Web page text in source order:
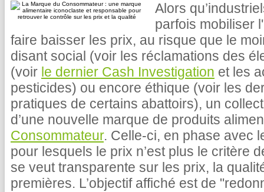
Alors
parfois mobiliser
faire baisser les prix, au risque que le
disant social (voir les réclamations des
(voir le dernier Cash Investigation et les
pesticides) ou encore éthique (voir les
pratiques de certains abattoirs), un
d’une nouvelle marque de produits
Consommateur. Celle-ci, en phase avec
pour lesquels le prix n’est plus le critère
se veut transparente sur les prix, la
premières. L’objectif affiché est de